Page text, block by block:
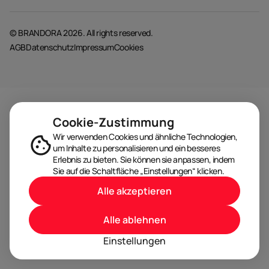
© BRANDORA 2026. All rights reserved.
AGBDatenschutzImpressumCookies
Cookie-Zustimmung
Wir verwenden Cookies und ähnliche Technologien,
um Inhalte zu personalisieren und ein besseres
Erlebnis zu bieten. Sie können sie anpassen, indem
Sie auf die Schaltfläche „Einstellungen“ klicken.
Einstellungen
Alle ablehnen
Alle akzeptieren